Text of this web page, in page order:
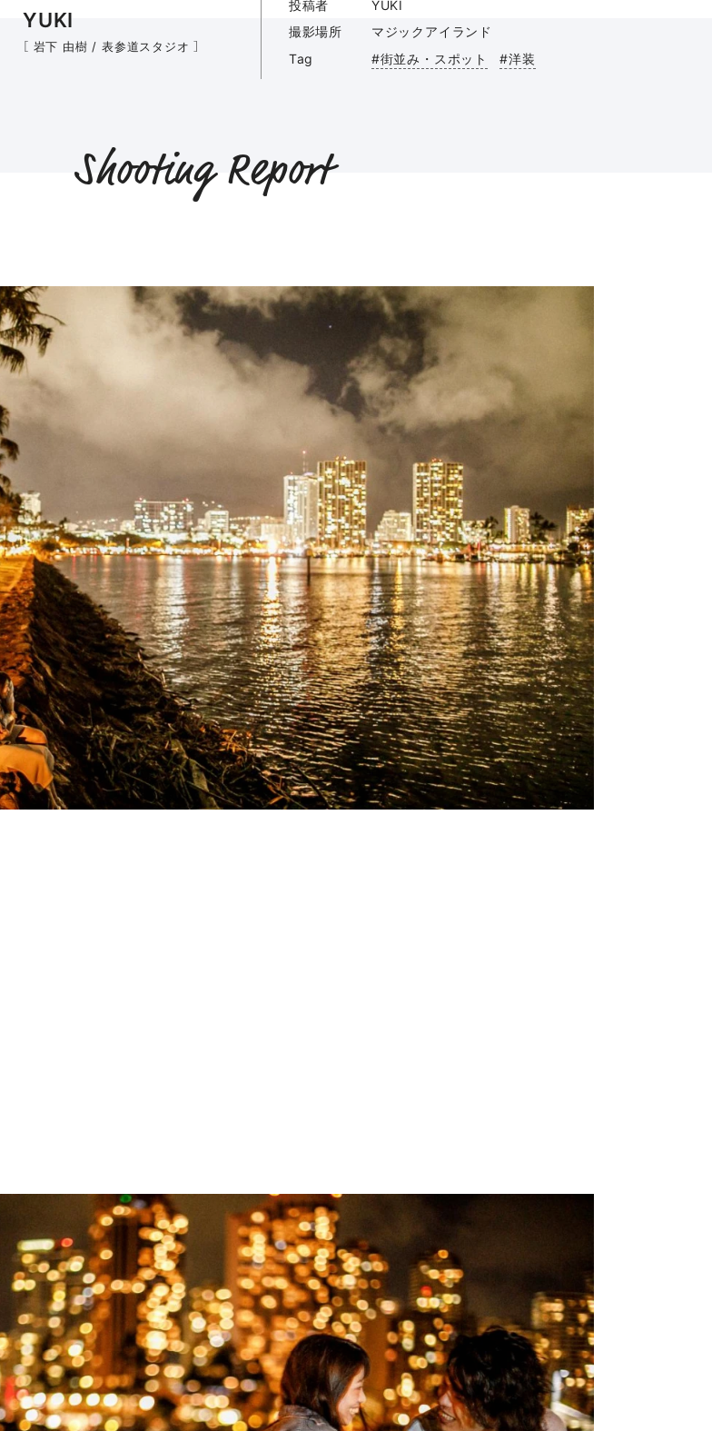
YUKI
［ 岩下 由樹 / 表参道スタジオ ］
投稿者
YUKI
撮影場所
マジックアイランド
Tag
#街並み・スポット #洋装
Shooting Report